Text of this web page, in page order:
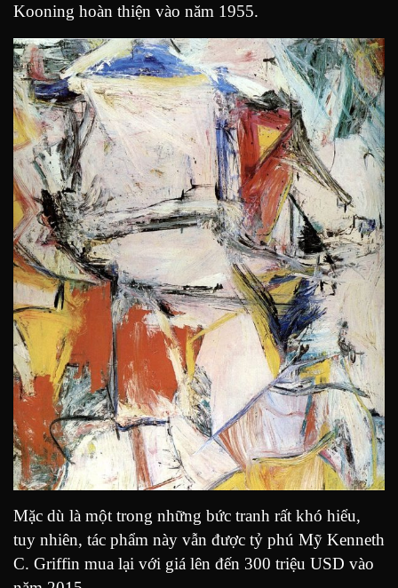
Kooning hoàn thiện vào năm 1955.
Mặc dù là một trong những bức tranh rất khó hiểu,
tuy nhiên, tác phẩm này vẫn được tỷ phú Mỹ Kenneth
C. Griffin mua lại với giá lên đến 300 triệu USD vào